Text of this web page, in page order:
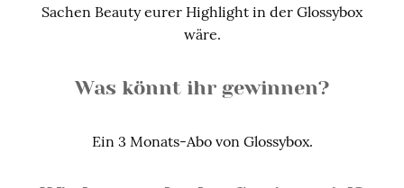
Sachen Beauty eurer Highlight in der Glossybox
wäre.
Was könnt ihr gewinnen?
Ein 3 Monats-Abo von Glossybox.